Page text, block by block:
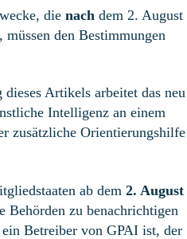
die nach dem 2. August
den Bestimmungen
Artikels arbeitet das neu
Intelligenz an einem
zusätzliche Orientierungshilfe
ab dem 2. August
Behörden zu benachrichtigen
Betreiber von GPAI ist, der